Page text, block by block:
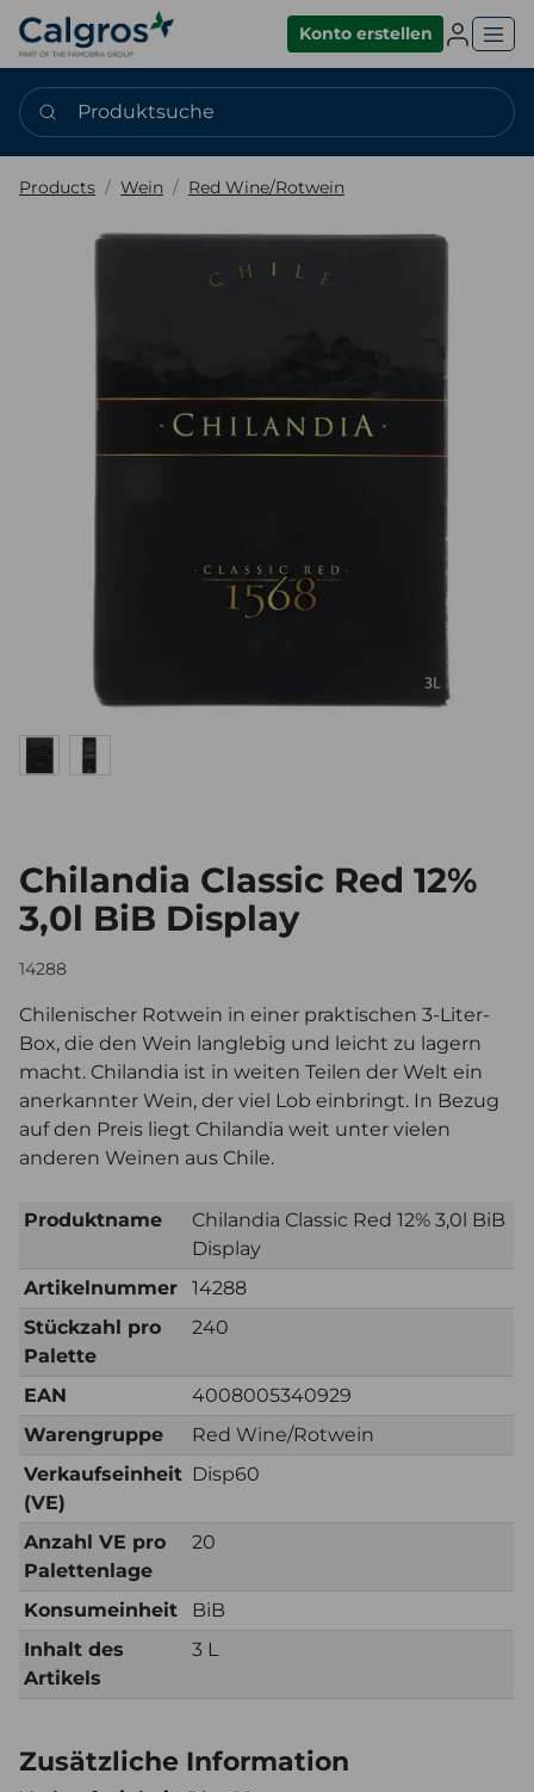
Konto erstellen
Produktsuche
Products Wein Red Wine/Rotwein
Chilandia Classic Red 12%
3,0l BiB Display
14288
Chilenischer Rotwein in einer praktischen 3-Liter-
Box, die den Wein langlebig und leicht zu lagern
macht. Chilandia ist in weiten Teilen der Welt ein
anerkannter Wein, der viel Lob einbringt. In Bezug
auf den Preis liegt Chilandia weit unter vielen
anderen Weinen aus Chile.
Produktname
Chilandia Classic Red 12% 3,0l BiB
Display
Artikelnummer
14288
Stückzahl pro
Palette
240
EAN
4008005340929
Warengruppe
Red Wine/Rotwein
Verkaufseinheit
(VE)
Disp60
Anzahl VE pro
Palettenlage
20
Konsumeinheit
BiB
Inhalt des
Artikels
3 L
Zusätzliche Information